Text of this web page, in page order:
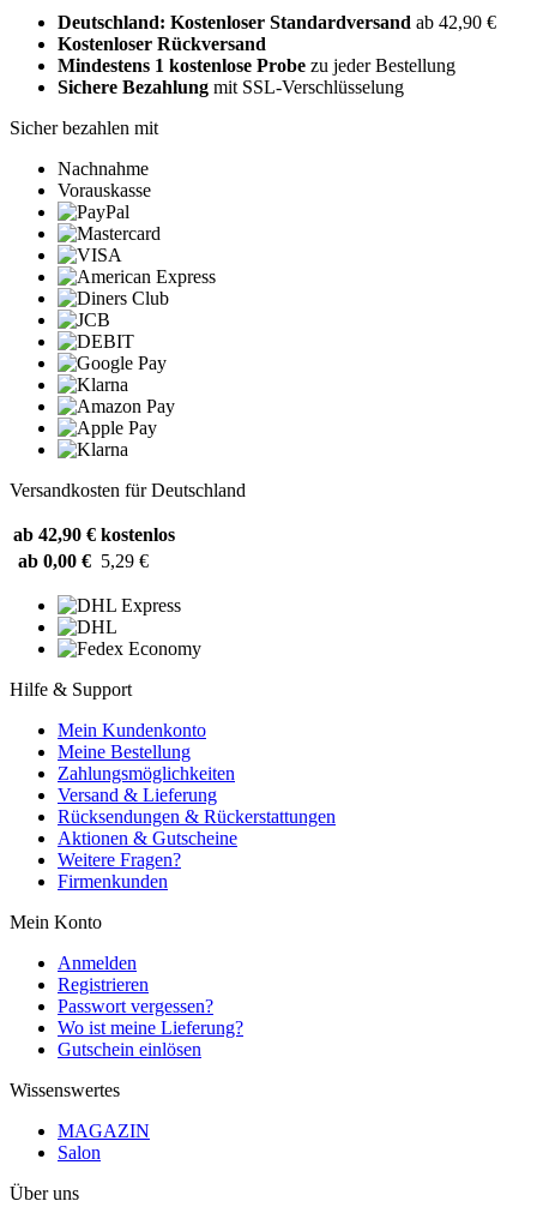
Deutschland: Kostenloser Standardversand ab 42,90 €
Kostenloser Rückversand
Mindestens 1 kostenlose Probe zu jeder Bestellung
Sichere Bezahlung mit SSL-Verschlüsselung
Sicher bezahlen mit
Nachnahme
Vorauskasse
Versandkosten für Deutschland
ab 42,90 € kostenlos
ab 0,00 € 5,29 €
Hilfe & Support
Mein Kundenkonto
Meine Bestellung
Zahlungsmöglichkeiten
Versand & Lieferung
Rücksendungen & Rückerstattungen
Aktionen & Gutscheine
Weitere Fragen?
Firmenkunden
Mein Konto
Anmelden
Registrieren
Passwort vergessen?
Wo ist meine Lieferung?
Gutschein einlösen
Wissenswertes
MAGAZIN
Salon
Über uns